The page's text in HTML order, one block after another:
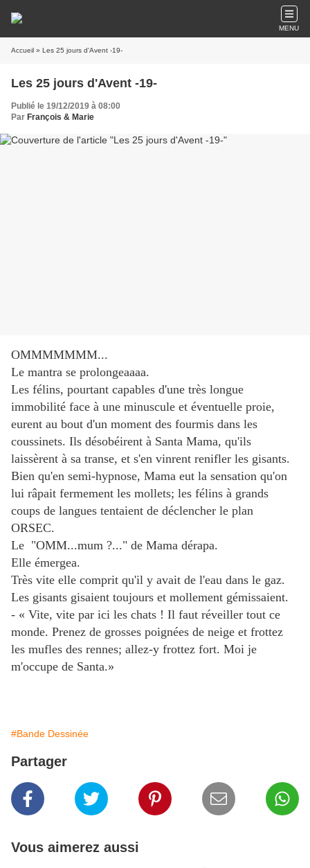
MENU
Accueil » Les 25 jours d'Avent -19-
Les 25 jours d'Avent -19-
Publié le 19/12/2019 à 08:00
Par François & Marie
OMMMMMMM...
Le mantra se prolongeaaaa.
Les félins, pourtant capables d'une très longue
immobilité face à une minuscule et éventuelle proie,
eurent au bout d'un moment des fourmis dans les
coussinets. Ils désobéirent à Santa Mama, qu'ils
laissèrent à sa transe, et s'en vinrent renifler les gisants.
Bien qu'en semi-hypnose, Mama eut la sensation qu'on
lui râpait fermement les mollets; les félins à grands
coups de langues tentaient de déclencher le plan
ORSEC.
Le "OMM...mum ?..." de Mama dérapa.
Elle émergea.
Très vite elle comprit qu'il y avait de l'eau dans le gaz.
Les gisants gisaient toujours et mollement gémissaient.
- « Vite, vite par ici les chats ! Il faut réveiller tout ce
monde. Prenez de grosses poignées de neige et frottez
les mufles des rennes; allez-y frottez fort. Moi je
m'occupe de Santa.»
#Bande Dessinée
Partager
Vous aimerez aussi